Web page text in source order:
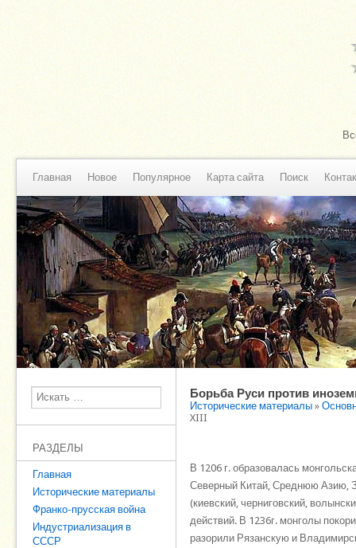
Главная Новое Популярное Карта сайта Поиск
Поиск
РАЗДЕЛЫ
Главная
Исторические материалы
Франко-прусская война
Индустриализация в
СССР
Борьба Руси против
Исторические материалы »
XIII
В 1206 г. образовалась
Северный Китай, Среднюю Азию,
(киевский, черниговский,
действий. В 1236г. монголы
разорили Рязанскую и